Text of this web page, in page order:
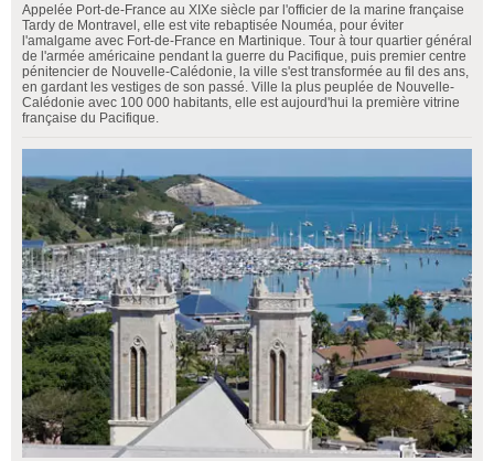
Appelée Port-de-France au XIXe siècle par l'officier de la marine française
Tardy de Montravel, elle est vite rebaptisée Nouméa, pour éviter
l'amalgame avec Fort-de-France en Martinique. Tour à tour quartier général
de l'armée américaine pendant la guerre du Pacifique, puis premier centre
pénitencier de Nouvelle-Calédonie, la ville s'est transformée au fil des ans,
en gardant les vestiges de son passé. Ville la plus peuplée de Nouvelle-
Calédonie avec 100 000 habitants, elle est aujourd'hui la première vitrine
française du Pacifique.